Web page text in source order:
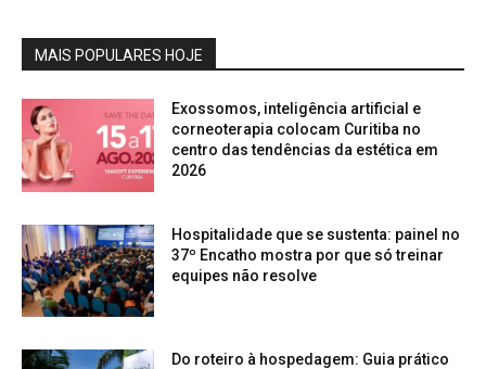
MAIS POPULARES HOJE
Exossomos, inteligência artificial e
corneoterapia colocam Curitiba no
centro das tendências da estética em
2026
Hospitalidade que se sustenta: painel no
37º Encatho mostra por que só treinar
equipes não resolve
Do roteiro à hospedagem: Guia prático